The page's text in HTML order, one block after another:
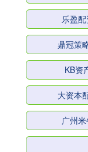
乐盈配
鼎冠策
KB资
大资本
广州